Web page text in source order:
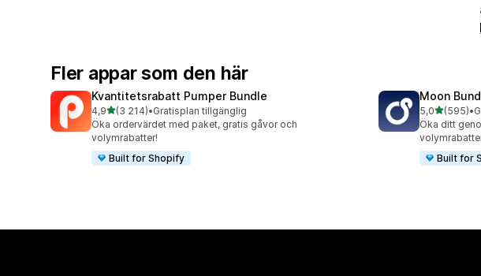
Fler appar som den här
Kvantitetsrabatt Pumper Bundle
4,9av 5 stjärnor
(3 214)
3214 recensioner totalt
•Gratisplan tillgänglig
Öka ordervärdet med paket, gratis gåvor och
volymrabatter!
Built for Shopify
Moon
5,0av 5(595)
595 •
Öka ditt
Built for